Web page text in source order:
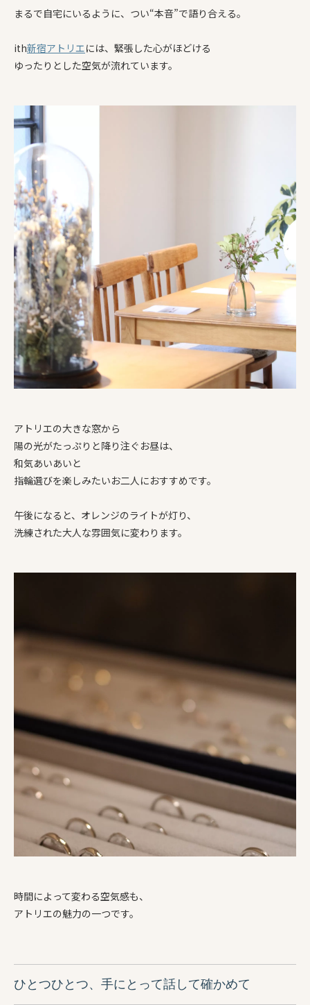
まるで自宅にいるように、つい“本音”で語り合える。
ith新宿アトリエには、緊張した心がほどける
ゆったりとした空気が流れています。
アトリエの大きな窓から
陽の光がたっぷりと降り注ぐお昼は、
和気あいあいと
指輪選びを楽しみたいお二人におすすめです。
午後になると、オレンジのライトが灯り、
洗練された大人な雰囲気に変わります。
時間によって変わる空気感も、
アトリエの魅力の一つです。
ひとつひとつ、手にとって話して確かめて